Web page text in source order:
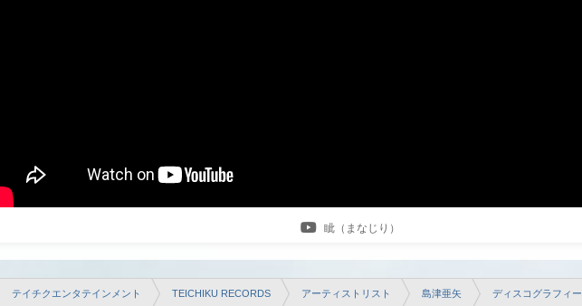
眦（まなじり）
テイチクエンタテインメント TEICHIKU RECORDS アーティストリスト 島津亜矢 ディスコグラフィー